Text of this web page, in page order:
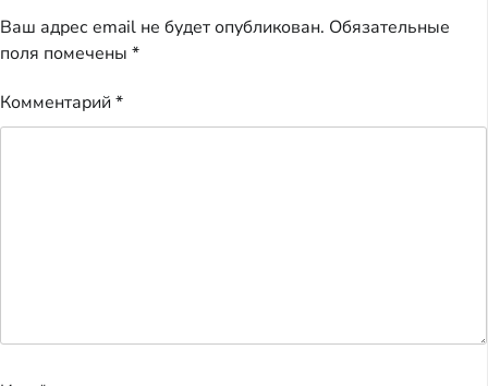
Ваш адрес email не будет опубликован. Обязательные
поля помечены *
Комментарий *